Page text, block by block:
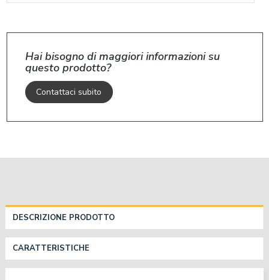
Hai bisogno di maggiori informazioni su
questo prodotto?
Contattaci subito
DESCRIZIONE PRODOTTO
CARATTERISTICHE